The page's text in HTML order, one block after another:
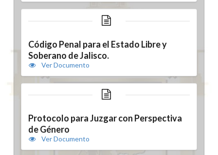
Código Penal para el Estado Libre y
Soberano de Jalisco.
Ver Documento
Protocolo para Juzgar con Perspectiva
de Género
Ver Documento